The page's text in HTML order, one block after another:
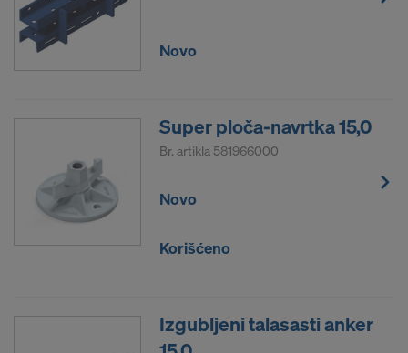
Novo
Super ploča-navrtka 15,0
Br. artikla 581966000
Novo
Korišćeno
Izgubljeni talasasti anker